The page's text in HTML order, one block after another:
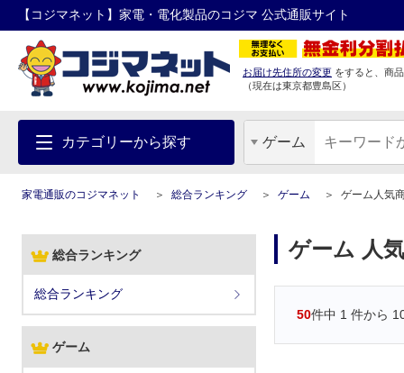
【コジマネット】家電・電化製品のコジマ 公式通販サイト
お届け先住所の変更 をすると、商
（現在は東京都豊島区）
カテゴリーから探す ゲーム
家電通販のコジマネット 総合ランキング ゲーム ゲーム人気
総合ランキング
総合ランキング
ゲーム
ゲーム 人
50件中 1 件から